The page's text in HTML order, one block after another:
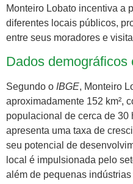
Monteiro Lobato incentiva a
diferentes locais públicos,
entre seus moradores e
Dados
Segundo o IBGE, Monteiro
aproximadamente 152 km²,
populacional de cerca de 30
apresenta uma taxa de
seu potencial de
local é impulsionada pelo
além de pequenas indústrias